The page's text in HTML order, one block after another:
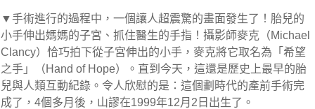
▼手術進行的過程中，一個讓人超震驚的畫面發生了！胎兒的
小手伸出媽媽的子宮、抓住醫生的手指！攝影師麥克（Michael
Clancy）恰巧拍下從子宮伸出的小手，麥克將它取名為「希望
之手」（Hand of Hope）。直到今天，這還是歷史上最早的胎
兒與人類互動紀錄。令人欣慰的是：這個劃時代的產前手術完
成了，4個多月後，山謬在1999年12月2日出生了。